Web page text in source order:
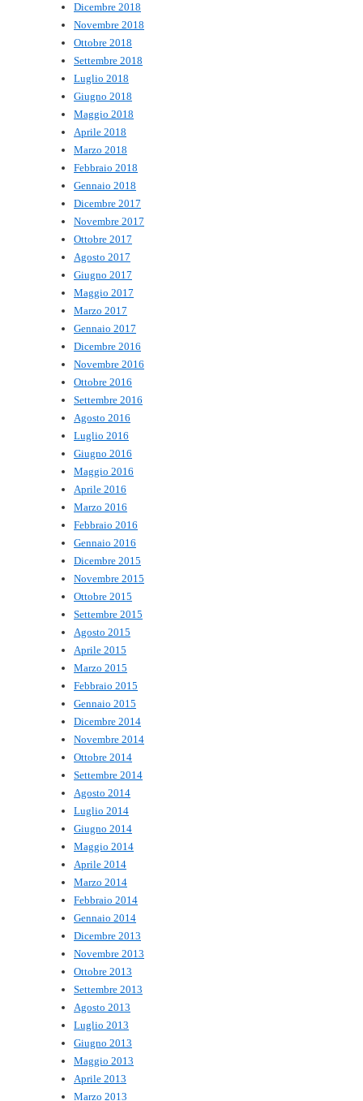
Dicembre 2018
Novembre 2018
Ottobre 2018
Settembre 2018
Luglio 2018
Giugno 2018
Maggio 2018
Aprile 2018
Marzo 2018
Febbraio 2018
Gennaio 2018
Dicembre 2017
Novembre 2017
Ottobre 2017
Agosto 2017
Giugno 2017
Maggio 2017
Marzo 2017
Gennaio 2017
Dicembre 2016
Novembre 2016
Ottobre 2016
Settembre 2016
Agosto 2016
Luglio 2016
Giugno 2016
Maggio 2016
Aprile 2016
Marzo 2016
Febbraio 2016
Gennaio 2016
Dicembre 2015
Novembre 2015
Ottobre 2015
Settembre 2015
Agosto 2015
Aprile 2015
Marzo 2015
Febbraio 2015
Gennaio 2015
Dicembre 2014
Novembre 2014
Ottobre 2014
Settembre 2014
Agosto 2014
Luglio 2014
Giugno 2014
Maggio 2014
Aprile 2014
Marzo 2014
Febbraio 2014
Gennaio 2014
Dicembre 2013
Novembre 2013
Ottobre 2013
Settembre 2013
Agosto 2013
Luglio 2013
Giugno 2013
Maggio 2013
Aprile 2013
Marzo 2013